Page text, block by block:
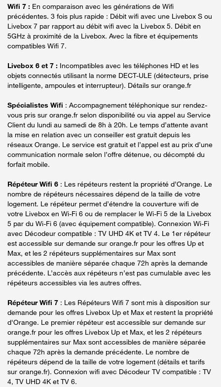
Wifi 7 : En comparaison avec les générations de Wifi
précédentes. 3 fois plus rapide : Débit wifi avec une Livebox S ou
Livebox 7 par rapport au débit wifi avec la Livebox 5. Débit en
5GHz à proximité de la Livebox. Avec la fibre et équipements
compatibles Wifi 7.
Livebox 6 et 7 : Incompatibles avec les téléphones HD et les
objets connectés utilisant la norme DECT-ULE (détecteurs, prise
intelligente, ampoules et interrupteur). Détails sur orange.fr
Spécialistes Wifi : Accompagnement téléphonique sur rendez-
vous pris sur orange.fr selon disponibilité ou via appel au Service
Client du lundi au samedi de 8h à 20h. Le temps d’attente avant
la mise en relation avec un conseiller est gratuit depuis les
réseaux Orange. Le service est gratuit et l’appel est au prix d’une
communication normale selon l’offre détenue, ou décompté du
forfait mobile.
Répéteur Wifi 6 : Les répéteurs restent la propriété d’Orange. Le
nombre de répéteurs nécessaires dépend de la taille de votre
logement. Le répéteur permet d’étendre la couverture wifi de
votre Livebox en Wi-Fi 6 ou de remplacer le Wi-Fi 5 de la Livebox
5 par du Wi-Fi 6 (avec équipement compatible). Connexion Wi-Fi
avec Décodeur compatible : TV UHD 4K et TV 4. Le 1er répéteur
est accessible sur demande sur orange.fr pour les offres Up et
Max, et les 2 répéteurs supplémentaires sur Max sont
accessibles de manière séparée chaque 72h après la demande
précédente. L’accès aux répéteurs n’est pas cumulable avec les
répéteurs accessibles via les autres offres.
Répéteur Wifi 7 : Les Répéteurs Wifi 7 sont mis à disposition sur
demande pour les offres Livebox Up et Max et restent la propriété
d'Orange. Le premier répéteur est accessible sur demande sur
orange.fr pour les offres Livebox Up et Max, et les 2 répéteurs
supplémentaires sur Max sont accessibles de manière séparée
chaque 72h après la demande précédente. Le nombre de
répéteurs dépend de la taille de votre logement (détails et tarifs
sur orange.fr). Connexion wifi avec Décodeur TV compatible : TV
4, TV UHD 4K et TV 6.